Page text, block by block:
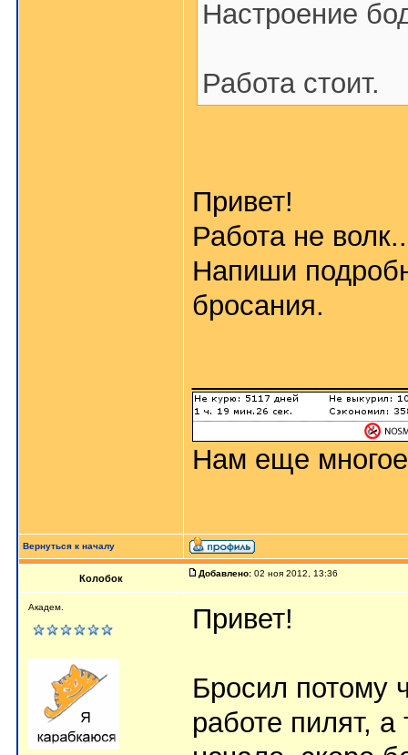
Настроение
Работа стоит.
Привет!
Работа не
Напиши
бросания.
Нам еще
Вернуться к началу
Колобок Добавлено: 02 ноя 2012, 13:36
Академ. Привет!
Бросил потому
работе пилят,